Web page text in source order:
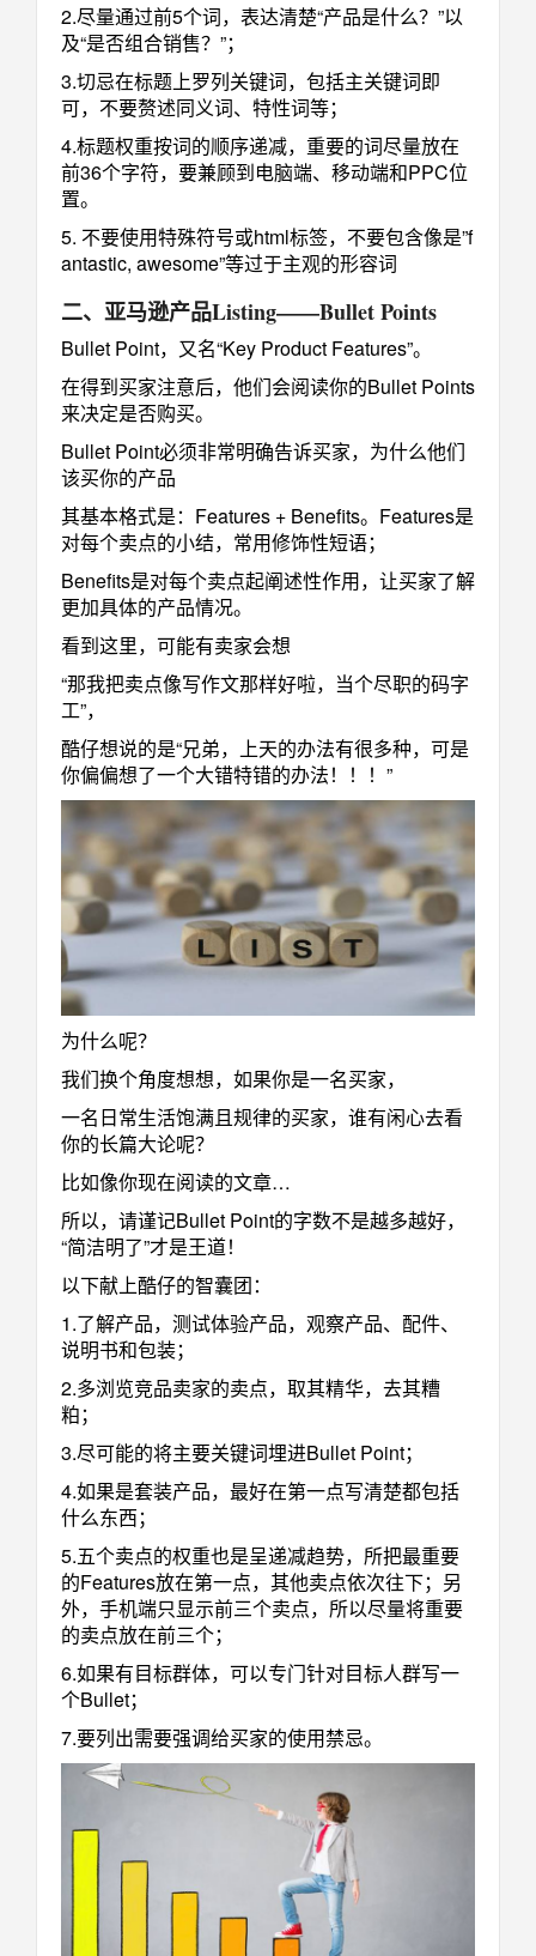
2.尽量通过前5个词，表达清楚“产品是什么？”以
及“是否组合销售？”；
3.切忌在标题上罗列关键词，包括主关键词即
可，不要赘述同义词、特性词等；
4.标题权重按词的顺序递减，重要的词尽量放在
前36个字符，要兼顾到电脑端、移动端和PPC位
置。
5. 不要使用特殊符号或html标签，不要包含像是”f
antastic, awesome”等过于主观的形容词
二、亚马逊产品Listing——Bullet Points
Bullet Point，又名“Key Product Features”。
在得到买家注意后，他们会阅读你的Bullet Points
来决定是否购买。
Bullet Point必须非常明确告诉买家，为什么他们
该买你的产品
其基本格式是：Features + Benefits。Features是
对每个卖点的小结，常用修饰性短语；
Benefits是对每个卖点起阐述性作用，让买家了解
更加具体的产品情况。
看到这里，可能有卖家会想
“那我把卖点像写作文那样好啦，当个尽职的码字
工”，
酷仔想说的是“兄弟，上天的办法有很多种，可是
你偏偏想了一个大错特错的办法！！！”
为什么呢？
我们换个角度想想，如果你是一名买家，
一名日常生活饱满且规律的买家，谁有闲心去看
你的长篇大论呢？
比如像你现在阅读的文章…
所以，请谨记Bullet Point的字数不是越多越好，
“简洁明了”才是王道！
以下献上酷仔的智囊团：
1.了解产品，测试体验产品，观察产品、配件、
说明书和包装；
2.多浏览竞品卖家的卖点，取其精华，去其糟
粕；
3.尽可能的将主要关键词埋进Bullet Point；
4.如果是套装产品，最好在第一点写清楚都包括
什么东西；
5.五个卖点的权重也是呈递减趋势，所把最重要
的Features放在第一点，其他卖点依次往下；另
外，手机端只显示前三个卖点，所以尽量将重要
的卖点放在前三个；
6.如果有目标群体，可以专门针对目标人群写一
个Bullet；
7.要列出需要强调给买家的使用禁忌。